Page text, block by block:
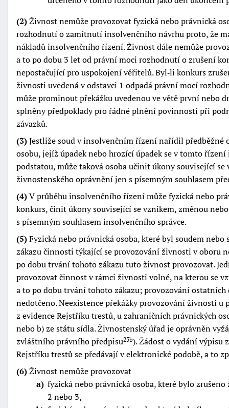
(2)Živnost nemůže provozovat fyzická nebo právnická
rozhodnutí o zamítnutí insolvenčního návrhu proto, že
nákladů insolvenčního řízení. Živnost dále nemůže
a to po dobu 3 let od právní moci rozhodnutí o zrušení
nepostačující pro uspokojení věřitelů. Byl‑li konkurs
živnosti uvedená v odstavci 1 odpadá právní mocí
může prominout překážku uvedenou ve větě první nebo
splněny předpoklady pro řádné plnění povinností při
závazků.
(3)Jestliže soud v insolvenčním řízení nařídil
osobu, jejíž úpadek nebo hrozící úpadek se v tomto
podstatou, může taková osoba učinit úkony související
živnostenského oprávnění jen s písemným souhlasem
(4)V průběhu insolvenčního řízení může fyzická nebo
konkurs, činit úkony související se vznikem, změnou
s písemným souhlasem insolvenčního správce.
(5)Fyzická nebo právnická osoba, které byl soudem
zákazu činnosti týkající se provozování živnosti v oboru
po dobu trvání tohoto zákazu tuto živnost provozovat.
provozovat činnost v rámci živnosti volné, na kterou se
a to po dobu trvání tohoto zákazu; provozování
nedotčeno. Neexistence překážky provozování živnosti u
z evidence Rejstříku trestů, u zahraničních právnických
nebo b) ze státu sídla. Živnostenský úřad je oprávněn
zvláštního právního předpisu25b). Žádost o vydání výpisu
Rejstříku trestů se předávají v elektronické podobě, a to
(6)Živnost nemůže provozovat
a fyzická nebo právnická osoba, které bylo
2 nebo 3,